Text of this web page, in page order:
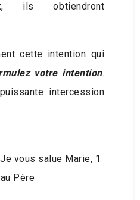
ils obtiendront
cette intention qui
votre intention.
intercession
vous salue Marie, 1
Père